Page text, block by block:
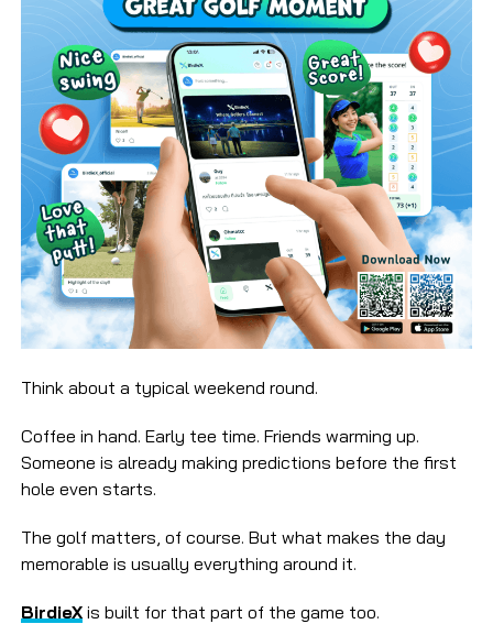
Think about a typical weekend round.
Coffee in hand. Early tee time. Friends warming up.
Someone is already making predictions before the first
hole even starts.
The golf matters, of course. But what makes the day
memorable is usually everything around it.
BirdieXis built for that part of the game too.